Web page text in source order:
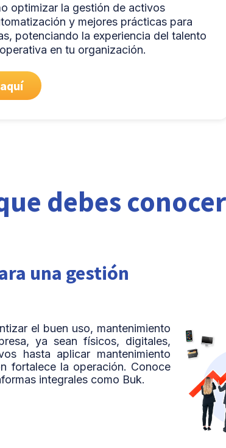
optimizar la gestión de activos
y mejores prácticas para
potenciando la experiencia del talento
en tu organización.
debes
una gestión
el buen uso, mantenimiento
ya sean físicos, digitales,
hasta aplicar mantenimiento
fortalece la operación. Conoce
integrales como Buk.